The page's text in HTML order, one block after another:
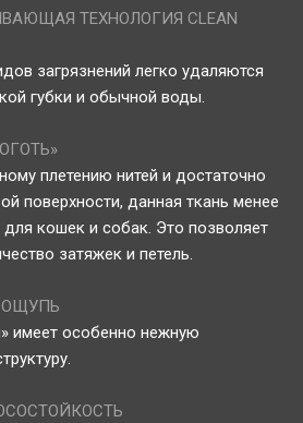
ТЕХНОЛОГИЯ CLEAN
загрязнений легко удаляются
губки и обычной воды.
плетению нитей и достаточно
поверхности, данная ткань менее
для кошек и собак. Это позволяет
затяжек и петель.
имеет особенно нежную